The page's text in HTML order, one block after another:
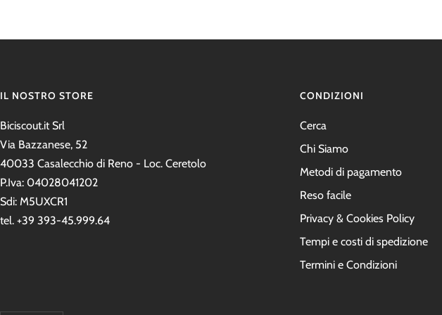
IL NOSTRO STORE
Biciscout.it Srl
Via Bazzanese, 52
40033 Casalecchio di Reno - Loc. Ceretolo
P.Iva: 04028041202
Sdi: M5UXCR1
tel. +39 393-45.999.64
CONDIZIONI
Cerca
Chi Siamo
Metodi di pagamento
Reso facile
Privacy & Cookies Policy
Tempi e costi di spedizione
Termini e Condizioni